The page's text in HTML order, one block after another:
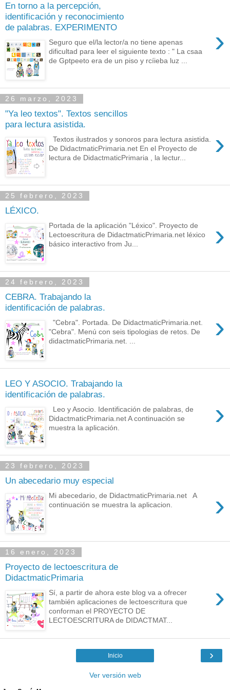
En torno a la percepción,
identificación y reconocimiento
de palabras. EXPERIMENTO
›
Seguro que el/la lector/a no tiene apenas
dificultad para leer el siguiente texto : " La csaa
de Gptpeeto era de un piso y rcíieba luz ...
26 marzo, 2023
"Ya leo textos". Textos sencillos
para lectura asistida.
›
Textos ilustrados y sonoros para lectura asistida.
De DidactmaticPrimaria.net En el Proyecto de
lectura de DidactmaticPrimaria , la lectur...
25 febrero, 2023
LÉXICO.
›
Portada de la aplicación "Léxico". Proyecto de
Lectoescritura de DidactmaticPrimaria.net léxico
básico interactivo from Ju...
24 febrero, 2023
CEBRA. Trabajando la
identificación de palabras.
›
"Cebra". Portada. De DidactmaticPrimaria.net.
"Cebra". Menú con seis tipologias de retos. De
didactmaticPrimaria.net. ...
LEO Y ASOCIO. Trabajando la
identificación de palabras.
›
Leo y Asocio. Identificación de palabras, de
DidactmaticPrimaria.net A continuación se
muestra la aplicación.
23 febrero, 2023
Un abecedario muy especial
›
Mi abecedario, de DidactmaticPrimaria.net A
continuación se muestra la aplicacion.
16 enero, 2023
Proyecto de lectoescritura de
DidactmaticPrimaria
›
Sí, a partir de ahora este blog va a ofrecer
también aplicaciones de lectoescritura que
conforman el PROYECTO DE
LECTOESCRITURA de DIDACTMAT...
›
Inicio
Ver versión web